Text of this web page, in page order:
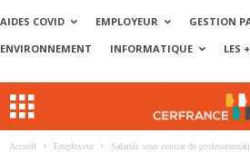
AIDES COVID EMPLOYEUR
GESTION
ENVIRONNEMENT
INFORMATIQUE LES
Accueil Employeur
Salariés sous contrat de